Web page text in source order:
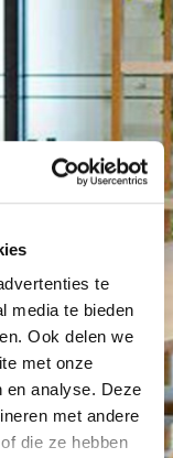
te
media te bieden
Ook delen we
met onze
en analyse. Deze
met andere
die ze hebben
ovale
local
vision
sessel
cm13/
cm15
cm21
uli
raw
jorre
ivan
jonas